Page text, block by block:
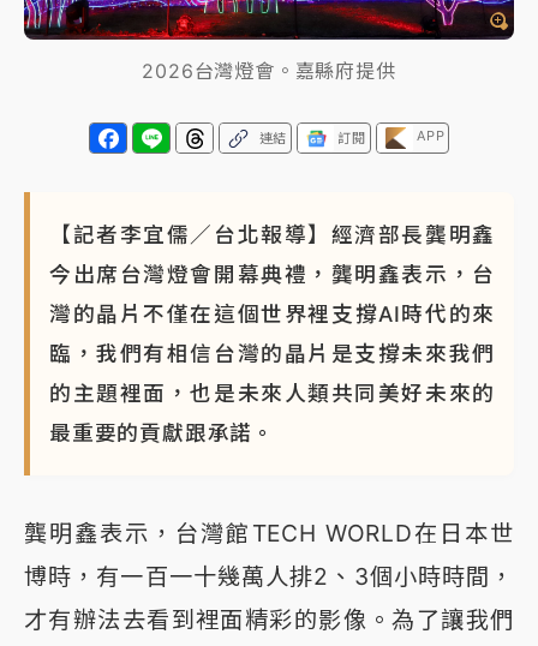
2026台灣燈會。嘉縣府提供
連結 訂閱 APP
【記者李宜儒／台北報導】經濟部長龔明鑫
今出席台灣燈會開幕典禮，龔明鑫表示，台
灣的晶片不僅在這個世界裡支撐AI時代的來
臨，我們有相信台灣的晶片是支撐未來我們
的主題裡面，也是未來人類共同美好未來的
最重要的貢獻跟承諾。
龔明鑫表示，台灣館TECH WORLD在日本世
博時，有一百一十幾萬人排2、3個小時時間，
才有辦法去看到裡面精彩的影像。為了讓我們